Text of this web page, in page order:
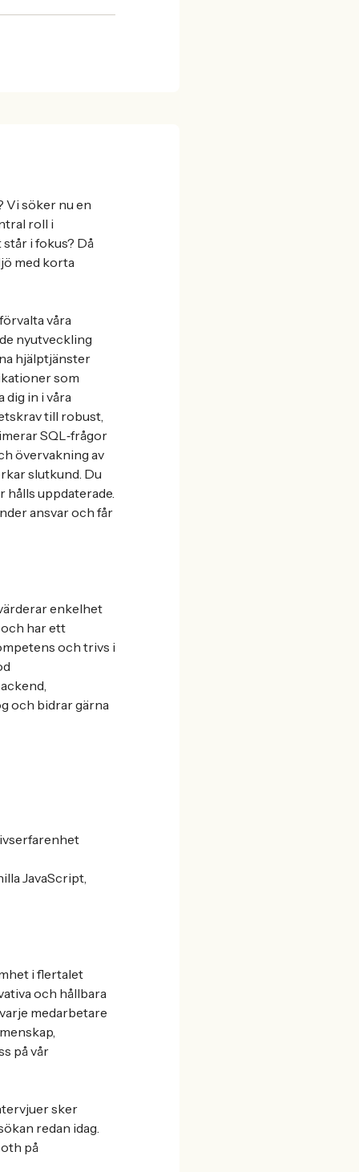
Vi söker nu en
roll i
i fokus? Då
med korta
våra
nyutveckling
hjälptjänster
som
dig in i våra
till robust,
SQL‑frågor
övervakning av
slutkund. Du
uppdaterade.
ansvar och får
enkelhet
har ett
och trivs i
och bidrar gärna
JavaScript,
i flertalet
och hållbara
medarbetare
på vår
sker
redan idag.
på